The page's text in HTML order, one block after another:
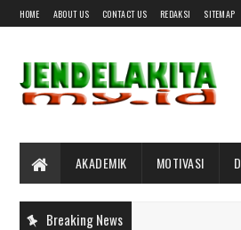
HOME ABOUT US CONTACT US REDAKSI SITEMAP
AKADEMIK MOTIVASI
Breaking News